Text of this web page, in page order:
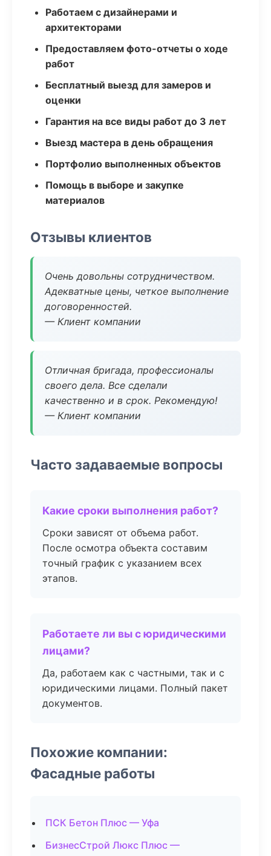
Работаем с дизайнерами и
архитекторами
Предоставляем фото-отчеты о ходе
работ
Бесплатный выезд для замеров и
оценки
Гарантия на все виды работ до 3 лет
Выезд мастера в день обращения
Портфолио выполненных объектов
Помощь в выборе и закупке
материалов
Отзывы клиентов
Очень довольны сотрудничеством.
Адекватные цены, четкое выполнение
договоренностей.
— Клиент компании
Отличная бригада, профессионалы
своего дела. Все сделали
качественно и в срок. Рекомендую!
— Клиент компании
Часто задаваемые вопросы
Какие сроки выполнения работ?
Сроки зависят от объема работ.
После осмотра объекта составим
точный график с указанием всех
этапов.
Работаете ли вы с юридическими
лицами?
Да, работаем как с частными, так и с
юридическими лицами. Полный пакет
документов.
Похожие компании:
Фасадные работы
ПСК Бетон Плюс — Уфа
БизнесСтрой Люкс Плюс —